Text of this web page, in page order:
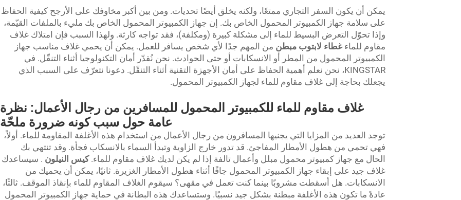
يمكن أن يكون السفر التجاري ممتعًا، ولكنه يخلق أيضًا تحديات. ومن بين أكبر مخاوفك على الأرجح كيفية الحفاظ
على سلامة جهاز الكمبيوتر المحمول الخاص بك. إن جهاز الكمبيوتر المحمول الخاص بك مليء بالملفات القيّمة،
وإذا تحوّل التعرض البسيط للماء إلى مشكلة كبيرة (ومكلفة)، فقد تواجه كارثة. ولهذا السبب فإن امتلاك غلاف
مقاوم للماء غطاء لابتوب مبطن من المهم جدًا لأي شخص يسافر للعمل. يمكن أن يحمي غلاف مناسب جهاز
الكمبيوتر المحمول من المطر أو الانسكابات أو حتى الحوادث. نحن نُقدّر أمان التكنولوجيا أثناء التنقّل. في
KINGSTAR، نحن نعلم أهمية الحفاظ على أمان الأجهزة التقنية أثناء التنقّل. دعونا نتعرّف على السبب الذي
يجعلك بحاجة إلى غلاف مقاوم للماء لجهاز الكمبيوتر المحمول.
غلاف مقاوم للماء للكمبيوتر المحمول للمسافرين من رجال الأعمال: نظرة
عامة حول سبب كونه ضرورة ملحّة
توجد العديد من المزايا التي يجنيها المسافرون من رجال الأعمال من استخدام هذه الأغلفة المقاومة للماء. أولاً،
فهي تحمي من هطول الأمطار المفاجئ. قد تدور خارج الزاوية وتبدأ السماء بالانسكاب فجأة. وقد تنتهي بك
الحال مع جهاز كمبيوتر محمول مبلل وأعمال تالفة إذا لم يكن لديك غلاف مقاوم للماء.كيس النيلون . سيساعدك
غلاف جيد على إبقاء جهاز الكمبيوتر المحمول جافًا أثناء هطول الأمطار الغزيرة. ثانيًا، يمكن أن يحميك من
الانسكابات. هل أسقطت مشروبًا بينما كنت تعمل في مقهى؟ سيقوم الغلاف المقاوم للماء بإنقاذ الموقف. ثالثًا،
عادةً ما تكون هذه الأغلفة مبطنة بشكل جيد نسبيًا. وستساعدك هذه البطانة في حماية جهاز الكمبيوتر المحمول